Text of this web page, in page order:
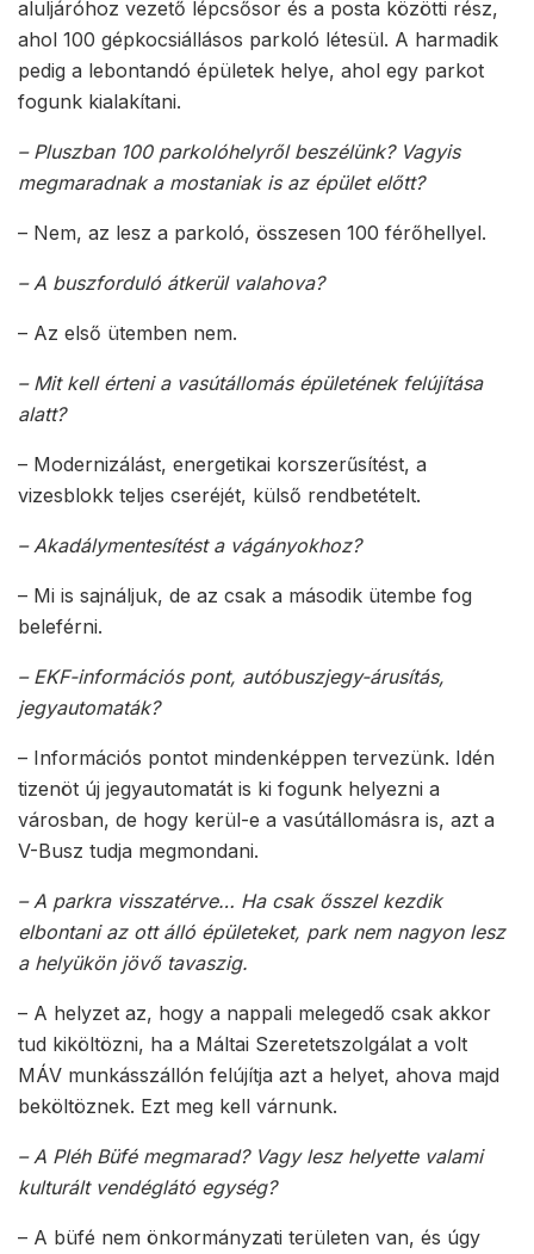
aluljáróhoz vezető lépcsősor és a posta közötti rész,
ahol 100 gépkocsiállásos parkoló létesül. A harmadik
pedig a lebontandó épületek helye, ahol egy parkot
fogunk kialakítani.
– Pluszban 100 parkolóhelyről beszélünk? Vagyis
megmaradnak a mostaniak is az épület előtt?
– Nem, az lesz a parkoló, összesen 100 férőhellyel.
– A buszforduló átkerül valahova?
– Az első ütemben nem.
– Mit kell érteni a vasútállomás épületének felújítása
alatt?
– Modernizálást, energetikai korszerűsítést, a
vizesblokk teljes cseréjét, külső rendbetételt.
– Akadálymentesítést a vágányokhoz?
– Mi is sajnáljuk, de az csak a második ütembe fog
beleférni.
– EKF-információs pont, autóbuszjegy-árusítás,
jegyautomaták?
– Információs pontot mindenképpen tervezünk. Idén
tizenöt új jegyautomatát is ki fogunk helyezni a
városban, de hogy kerül-e a vasútállomásra is, azt a
V-Busz tudja megmondani.
– A parkra visszatérve… Ha csak ősszel kezdik
elbontani az ott álló épületeket, park nem nagyon lesz
a helyükön jövő tavaszig.
– A helyzet az, hogy a nappali melegedő csak akkor
tud kiköltözni, ha a Máltai Szeretetszolgálat a volt
MÁV munkásszállón felújítja azt a helyet, ahova majd
beköltöznek. Ezt meg kell várnunk.
– A Pléh Büfé megmarad? Vagy lesz helyette valami
kulturált vendéglátó egység?
– A büfé nem önkormányzati területen van, és úgy